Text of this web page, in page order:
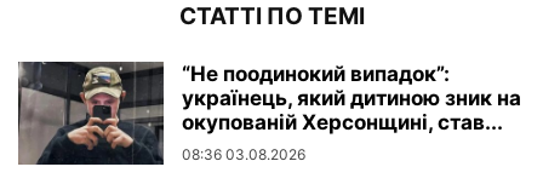
СТАТТІ ПО ТЕМІ
“Не поодинокий випадок”:
українець, який дитиною зник на
окупованій Херсонщині, став...
08:36 03.08.2026